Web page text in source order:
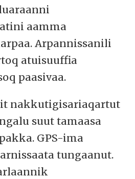
aamma
Arpannissanili
atuisuuffia
paasivaa.
nakkutigisariaqartut
suut tamaasa
GPS-ima
tungaanut.